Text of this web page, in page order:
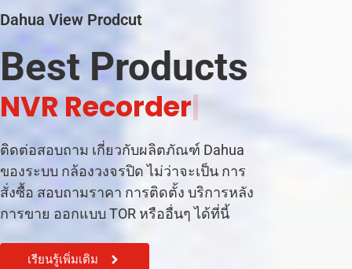
Dahua View Prodcut
Best Products
|
ติดต่อสอบถาม เกี่ยวกับผลิตภัณฑ์ Dahua
ของระบบ กล้องวงจรปิด ไม่ว่าจะเป็น การ
สั่งซื้อ สอบถามราคา การติดตั้ง บริการหลัง
การขาย ออกแบบ TOR หรืออื่นๆ ได้ที่นี้
เรียนรู้เพิ่มเติม